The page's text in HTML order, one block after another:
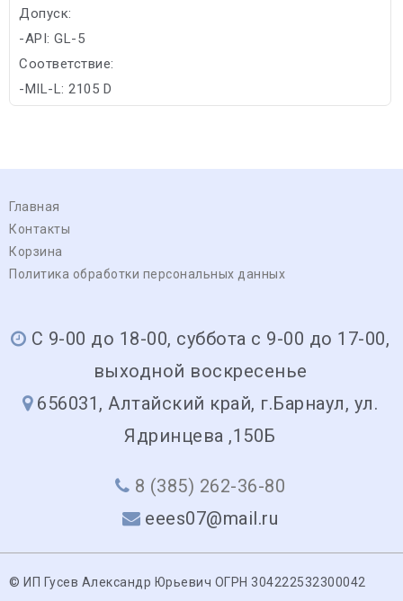
Допуск:
-API: GL-5
Соответствие:
-MIL-L: 2105 D
Главная
Контакты
Корзина
Политика обработки персональных данных
С 9-00 до 18-00, суббота с 9-00 до 17-00,
выходной воскресенье
656031, Алтайский край, г.Барнаул, ул.
Ядринцева ,150Б
8 (385) 262-36-80
eees07@mail.ru
© ИП Гусев Александр Юрьевич ОГРН 304222532300042